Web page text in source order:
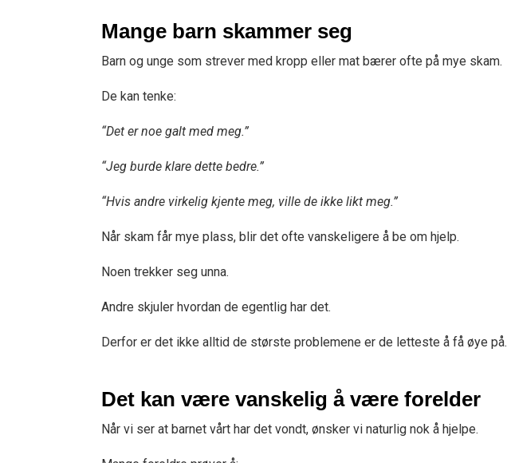
Mange barn skammer seg
Barn og unge som strever med kropp eller mat bærer ofte på mye skam.
De kan tenke:
“Det er noe galt med meg.”
“Jeg burde klare dette bedre.”
“Hvis andre virkelig kjente meg, ville de ikke likt meg.”
Når skam får mye plass, blir det ofte vanskeligere å be om hjelp.
Noen trekker seg unna.
Andre skjuler hvordan de egentlig har det.
Derfor er det ikke alltid de største problemene er de letteste å få øye på.
Det kan være vanskelig å være forelder
Når vi ser at barnet vårt har det vondt, ønsker vi naturlig nok å hjelpe.